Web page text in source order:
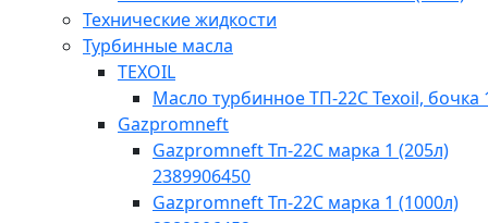
Технические жидкости
Турбинные масла
TEXOIL
Масло турбинное ТП-22С Texoil, бочка
Gazpromneft
Gazpromneft Тп-22С марка 1 (205л)
2389906450
Gazpromneft Тп-22С марка 1 (1000л)